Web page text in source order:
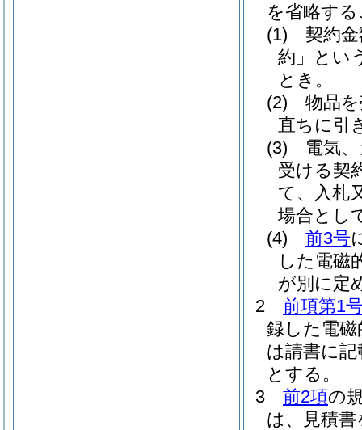
を省略す
(1)
契約
約」とい
とき。
(2)
物品
直ちに引
(3)
電気
受ける契
て、入札
場合とし
(4)
前3号
した電磁
が別に定
2
前項第1
録した電
は請書に
とする。
3
前2項の
は、見積